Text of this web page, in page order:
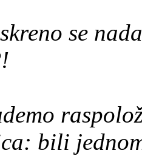
se
bili